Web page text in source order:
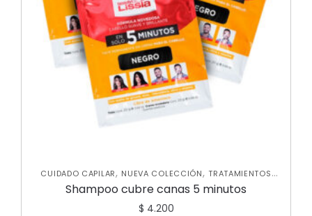
CUIDADO CAPILAR, NUEVA COLECCIÓN,TRATAMIENTOS
CAPILARES
Shampoo cubre canas 5 minutos
$ 4.200